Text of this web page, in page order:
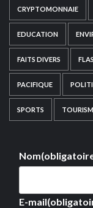
CRYPTOMONNAIE
EDUCATION
FAITS DIVERS
PACIFIQUE
SPORTS
Nom
E-mail